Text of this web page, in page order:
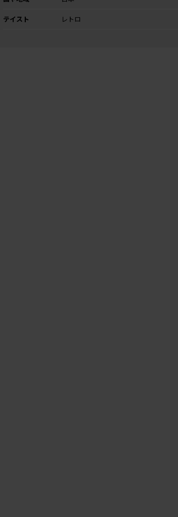
テイスト レトロ